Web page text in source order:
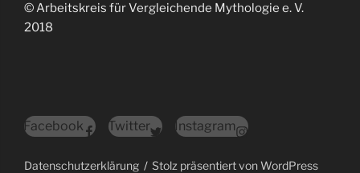
© Arbeitskreis für Vergleichende Mythologie e. V.
2018
Facebook Twitter Instagram
Datenschutzerklärung Stolz präsentiert von WordPress